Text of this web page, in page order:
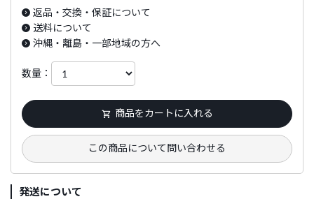
返品・交換・保証について
送料について
沖縄・離島・一部地域の方へ
数量：
商品をカートに入れる
この商品について問い合わせる
発送について